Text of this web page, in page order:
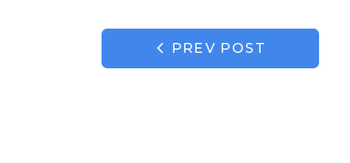
Navigation
PREV POST